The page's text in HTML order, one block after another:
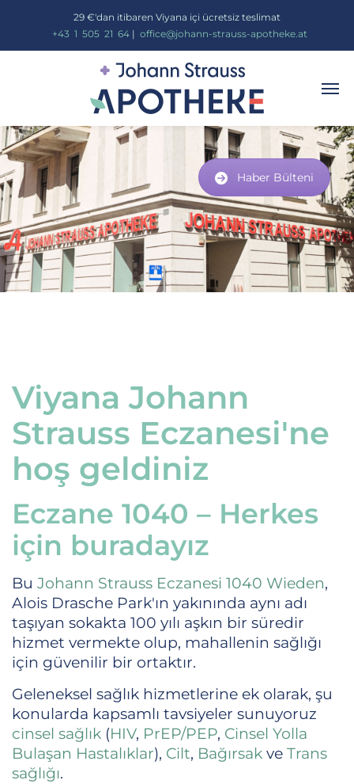
29 €'dan itibaren Viyana içi ücretsiz teslimat
+43 1 505_ 21 64| office@johann-strauss-apotheke.at
Haber Bülteni
Viyana Johann
Strauss Eczanesi'ne
hoş geldiniz
Eczane 1040 – Herkes
için buradayız
Bu Johann Strauss Eczanesi 1040 Wieden,
Alois Drasche Park'ın yakınında aynı adı
taşıyan sokakta 100 yılı aşkın bir süredir
hizmet vermekte olup, mahallenin sağlığı
için güvenilir bir ortaktır.
Geleneksel sağlık hizmetlerine ek olarak, şu
konularda kapsamlı tavsiyeler sunuyoruz
cinsel sağlık (HIV, PrEP/PEP, Cinsel Yolla
Bulaşan Hastalıklar), Cilt, Bağırsak ve Trans
sağlığı.